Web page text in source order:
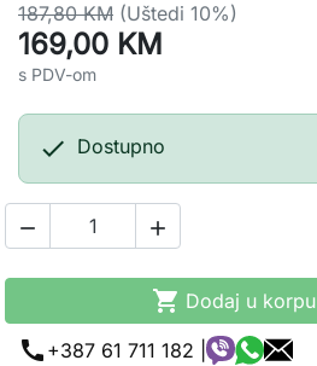
187,80 KM (Uštedi 10%)
169,00 KM
s PDV-om
 Dostupno
 
 Dodaj u korpu
call +387 61 711 182 |